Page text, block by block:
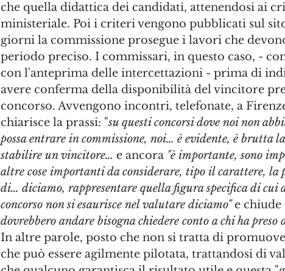
che quella didattica dei candidati, attenendosi ai
ministeriale. Poi i criteri vengono pubblicati sul
giorni la commissione prosegue i lavori che
periodo preciso. I commissari, in questo caso, -
con l'anteprima delle intercettazioni - prima di
avere conferma della disponibilità del vincitore
concorso. Avvengono incontri, telefonate, a
chiarisce la prassi: "su questi concorsi dove noi non
possa entrare in commissione, noi… è evidente, è brutta
stabilire un vincitore… e ancora "è importante, sono
altre cose importanti da considerare, tipo il carattere, la
di… diciamo, rappresentare quella figura specifica di cui
concorso non si esaurisce nel valutare diciamo" e chiude
dovrebbero andare bisogna chiedere conto a chi ha preso
In altre parole, posto che non si tratta di
che può essere agilmente pilotata, trattandosi di